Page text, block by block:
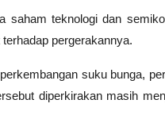
saham teknologi dan
pergerakannya.
suku bunga,
diperkirakan masih